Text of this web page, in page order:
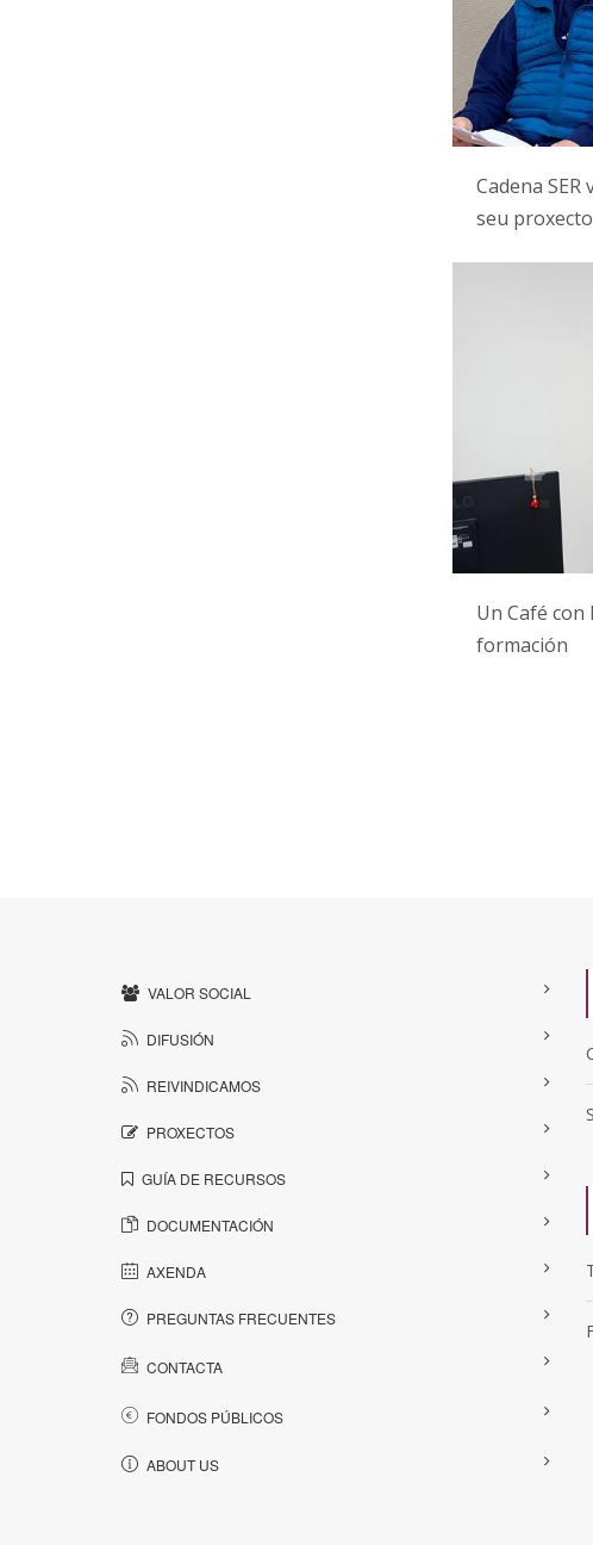
Cadena
seu
Un Café
formación
VALOR SOCIAL
DIFUSIÓN
REIVINDICAMOS
PROXECTOS
GUÍA DE RECURSOS
DOCUMENTACIÓN
AXENDA
PREGUNTAS FRECUENTES
CONTACTA
FONDOS PÚBLICOS
ABOUT US